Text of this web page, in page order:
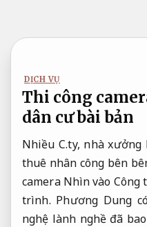
nội
DỊCH VỤ
Thi công
dân cư bài bản
Nhiều C.ty, nhà
thuê nhân công bên
camera Nhìn vào Công
trình. Phương Dung
nghệ lành nghề đã